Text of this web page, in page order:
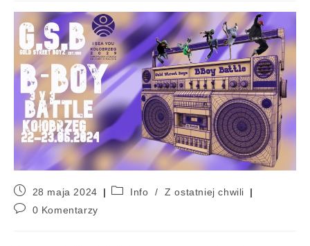
28 maja 2024 Info /
Z ostatniej chwili
0 Komentarzy